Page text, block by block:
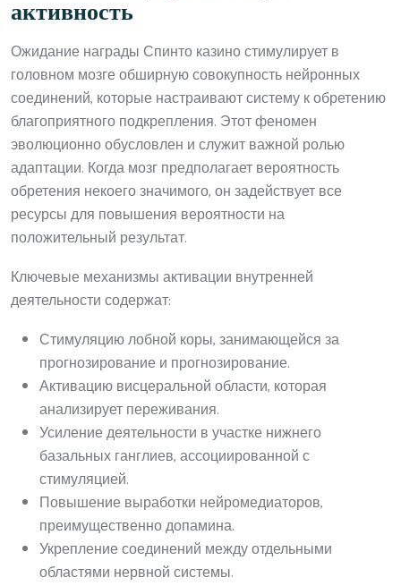
активность
Ожидание награды Спинто казино стимулирует в
головном мозге обширную совокупность нейронных
соединений, которые настраивают систему к обретению
благоприятного подкрепления. Этот феномен
эволюционно обусловлен и служит важной ролью
адаптации. Когда мозг предполагает вероятность
обретения некоего значимого, он задействует все
ресурсы для повышения вероятности на
положительный результат.
Ключевые механизмы активации внутренней
деятельности содержат:
Стимуляцию лобной коры, занимающейся за
прогнозирование и прогнозирование.
Активацию висцеральной области, которая
анализирует переживания.
Усиление деятельности в участке нижнего
базальных ганглиев, ассоциированной с
стимуляцией.
Повышение выработки нейромедиаторов,
преимущественно допамина.
Укрепление соединений между отдельными
областями нервной системы.